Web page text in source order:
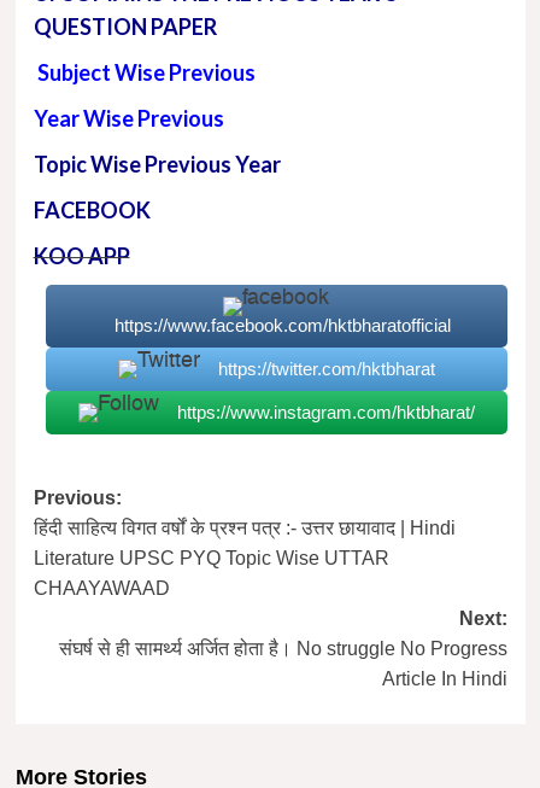
QUESTION PAPER
Subject Wise Previous
Year Wise Previous
Topic Wise Previous Year
FACEBOOK
KOO APP
https://www.facebook.com/hktbharatofficial
https://twitter.com/hktbharat
https://www.instagram.com/hktbharat/
Post
navigation
Previous:
हिंदी साहित्य विगत वर्षों के प्रश्न पत्र :- उत्तर छायावाद | Hindi
Literature UPSC PYQ Topic Wise UTTAR
CHAAYAWAAD
Next:
संघर्ष से ही सामर्थ्य अर्जित होता है। No struggle No Progress
Article In Hindi
More Stories